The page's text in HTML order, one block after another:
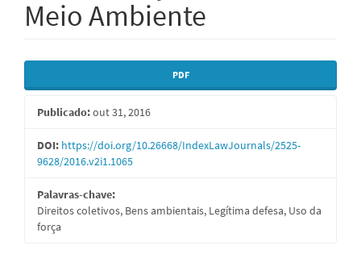
Meio Ambiente
Barra
lateral
de
artigos
PDF
Publicado:out 31, 2016
DOI: https://doi.org/10.26668/IndexLawJournals/2525-
9628/2016.v2i1.1065
Palavras-chave:
Direitos coletivos, Bens ambientais, Legítima defesa, Uso da
força